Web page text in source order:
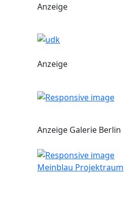
Anzeige
Anzeige
Anzeige Galerie Berlin
Meinblau Projektraum